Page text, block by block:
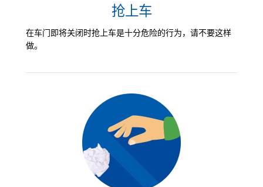
抢上车
在车门即将关闭时抢上车是十分危险的行为，请不要这样
做。